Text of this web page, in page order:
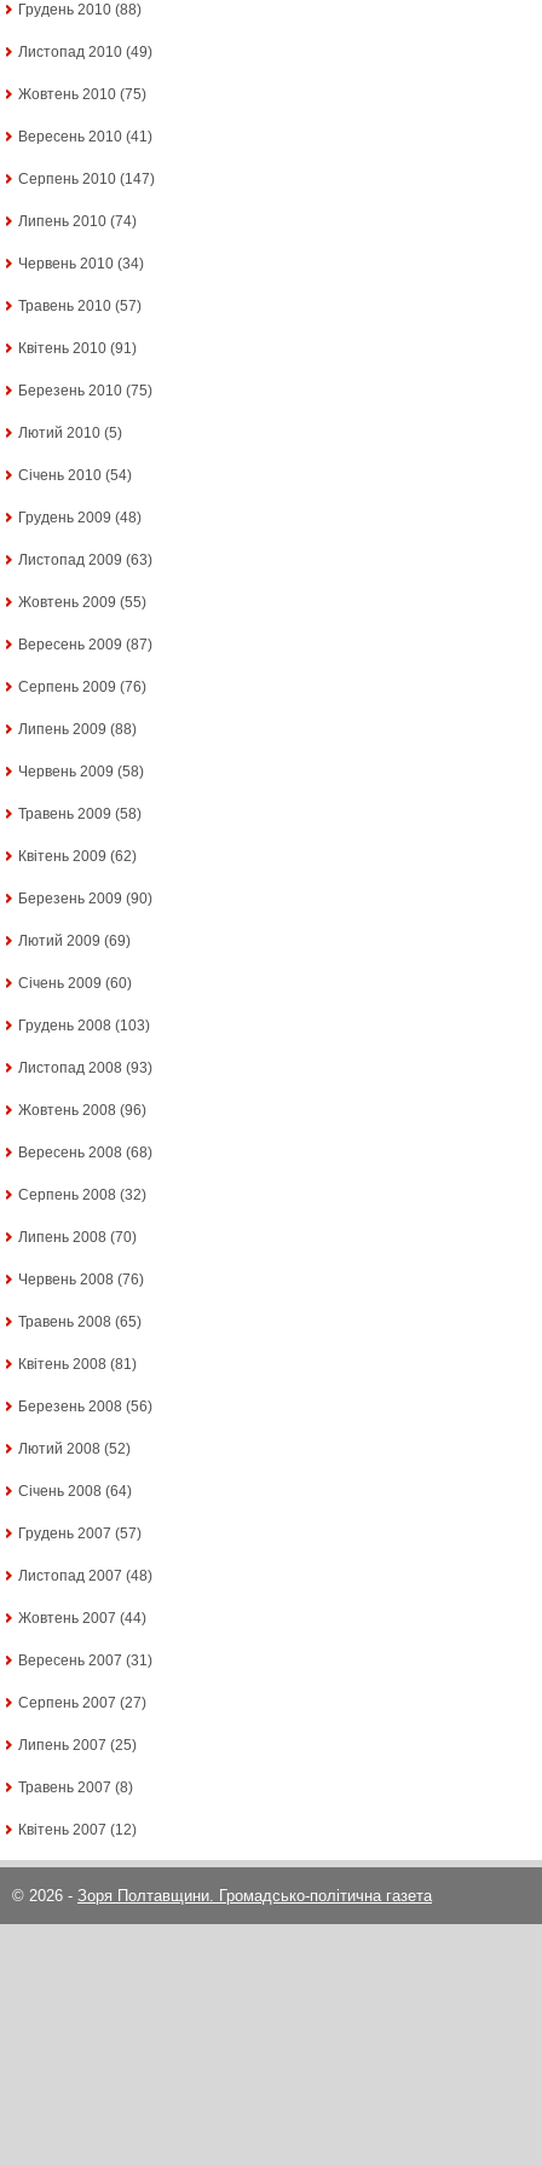
Грудень 2010 (88)
Листопад 2010 (49)
Жовтень 2010 (75)
Вересень 2010 (41)
Серпень 2010 (147)
Липень 2010 (74)
Червень 2010 (34)
Травень 2010 (57)
Квітень 2010 (91)
Березень 2010 (75)
Лютий 2010 (5)
Січень 2010 (54)
Грудень 2009 (48)
Листопад 2009 (63)
Жовтень 2009 (55)
Вересень 2009 (87)
Серпень 2009 (76)
Липень 2009 (88)
Червень 2009 (58)
Травень 2009 (58)
Квітень 2009 (62)
Березень 2009 (90)
Лютий 2009 (69)
Січень 2009 (60)
Грудень 2008 (103)
Листопад 2008 (93)
Жовтень 2008 (96)
Вересень 2008 (68)
Серпень 2008 (32)
Липень 2008 (70)
Червень 2008 (76)
Травень 2008 (65)
Квітень 2008 (81)
Березень 2008 (56)
Лютий 2008 (52)
Січень 2008 (64)
Грудень 2007 (57)
Листопад 2007 (48)
Жовтень 2007 (44)
Вересень 2007 (31)
Серпень 2007 (27)
Липень 2007 (25)
Травень 2007 (8)
Квітень 2007 (12)
© 2026 - Зоря Полтавщини. Громадсько-політична газета